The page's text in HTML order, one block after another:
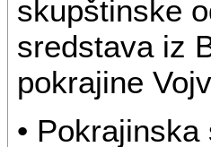
skupštinske
sredstava iz
pokrajine
•